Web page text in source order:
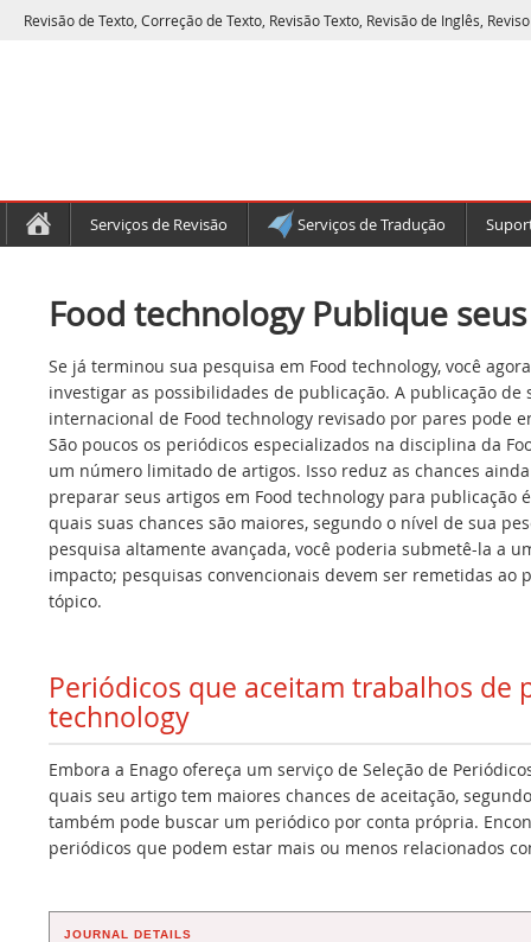
Revisão de Texto, Correção de Texto, Revisão Texto, Revisão de Inglês,
Serviços de Revisão Serviços de Tradução
Food technology Publique
Se já terminou sua pesquisa em Food technology, você
investigar as possibilidades de publicação. A publicação
internacional de Food technology revisado por pares pode
São poucos os periódicos especializados na disciplina da
um número limitado de artigos. Isso reduz as chances
preparar seus artigos em Food technology para publicação
quais suas chances são maiores, segundo o nível de sua
pesquisa altamente avançada, você poderia submetê-la a
impacto; pesquisas convencionais devem ser remetidas ao
tópico.
Periódicos que aceitam trabalhos de
technology
Embora a Enago ofereça um serviço de Seleção de
quais seu artigo tem maiores chances de aceitação,
também pode buscar um periódico por conta própria.
periódicos que podem estar mais ou menos relacionados
JOURNAL DETAILS